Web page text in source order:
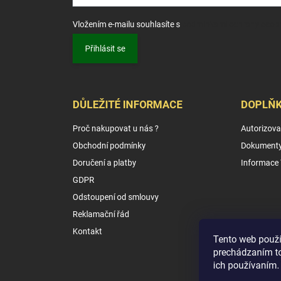
Tento web
prechádzaním
ich
Vložením e-mailu souhlasíte s
Přihlásit se
DŮLEŽITÉ INFORMACE
Proč nakupovat u nás ?
Obchodní podmínky
Doručení a platby
GDPR
Odstoupení od smlouvy
Reklamační řád
Kontakt
Informace